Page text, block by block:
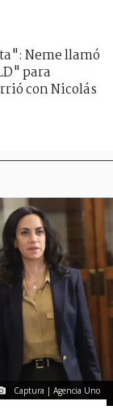
Neme llamó
para
con Nicolás
Captura | Agencia Uno